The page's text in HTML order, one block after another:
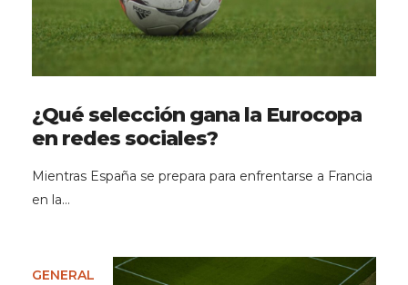
¿Qué selección gana la Eurocopa
en redes sociales?
Mientras España se prepara para enfrentarse a Francia
en la…
GENERAL